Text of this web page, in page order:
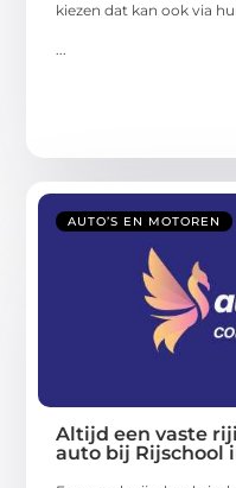
kiezen dat kan ook via
AUTO’S EN MOTOREN
Altijd een vaste
auto bij Rijschool